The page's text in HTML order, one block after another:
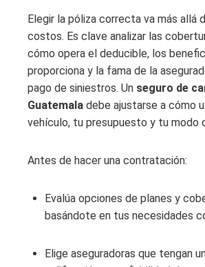
Elegir la póliza correcta va más allá
costos. Es clave analizar las
cómo opera el deducible, los
proporciona y la fama de la
pago de siniestros. Un seguro de
Guatemala debe ajustarse a cómo
vehículo, tu presupuesto y tu modo
Antes de hacer una contratación:
Evalúa opciones de planes y
basándote en tus necesidades
Elige aseguradoras que tengan